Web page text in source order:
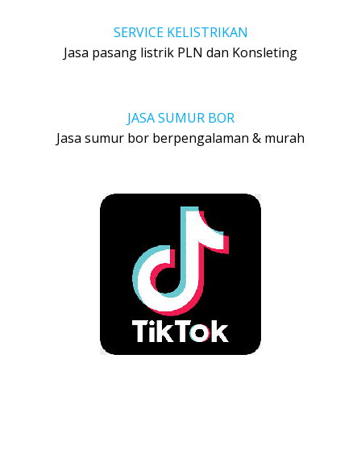
SERVICE KELISTRIKAN
Jasa pasang listrik PLN dan Konsleting
JASA SUMUR BOR
Jasa sumur bor berpengalaman & murah